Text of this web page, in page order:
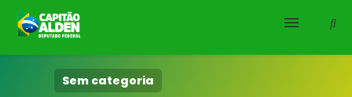
HOMESem categoria